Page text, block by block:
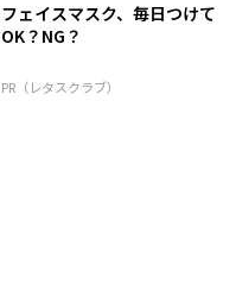
フェイスマスク、毎日つけて
OK？NG？
PR（レタスクラブ）